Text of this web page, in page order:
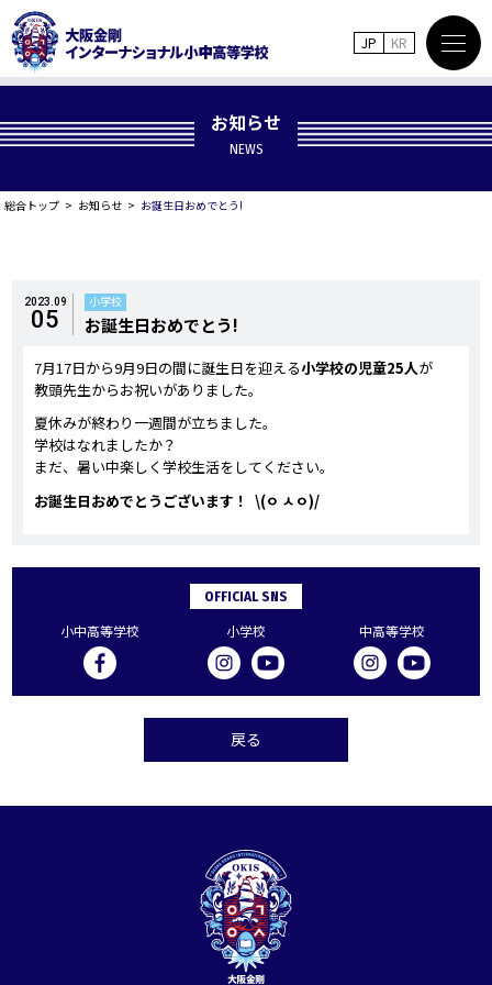
お知らせ
NEWS
総合トップ お知らせ お誕生日おめでとう!
JP KR
2023.09
05
小学校
お誕生日おめでとう!
7月17日から9月9日の間に誕生日を迎える小学校の児童25人が
教頭先生からお祝いがありました。
夏休みが終わり一週間が立ちました。
学校はなれましたか？
まだ、暑い中楽しく学校生活をしてください。
お誕生日おめでとうございます！ \(ㅇ ㅅㅇ)/
OFFICIAL SNS
小中高等学校 小学校 中高等学校
戻る